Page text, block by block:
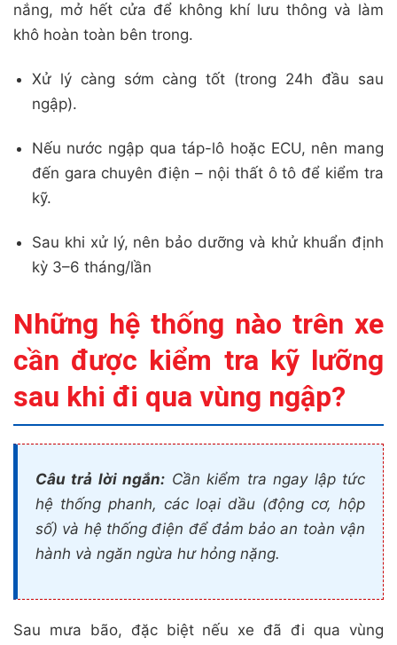
nắng, mở hết cửa để không khí lưu thông và làm
khô hoàn toàn bên trong.
Xử lý càng sớm càng tốt (trong 24h đầu sau
ngập).
Nếu nước ngập qua táp-lô hoặc ECU, nên mang
đến gara chuyên điện – nội thất ô tô để kiểm tra
kỹ.
Sau khi xử lý, nên bảo dưỡng và khử khuẩn định
kỳ 3–6 tháng/lần
Những hệ thống nào trên xe
cần được kiểm tra kỹ lưỡng
sau khi đi qua vùng ngập?
Câu trả lời ngắn: Cần kiểm tra ngay lập tức
hệ thống phanh, các loại dầu (động cơ, hộp
số) và hệ thống điện để đảm bảo an toàn vận
hành và ngăn ngừa hư hỏng nặng.
Sau mưa bão, đặc biệt nếu xe đã đi qua vùng